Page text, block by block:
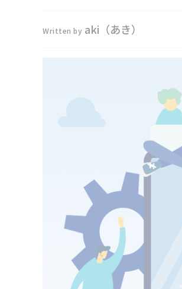
Written by aki（あき）